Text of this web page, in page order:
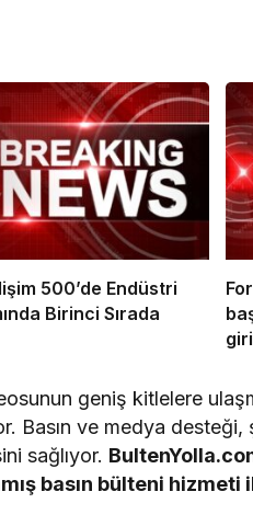
500’de Endüstri
Birinci Sırada
geniş kitlelere
Basın ve medya desteği,
sağlıyor.
basın bülteni hizmeti